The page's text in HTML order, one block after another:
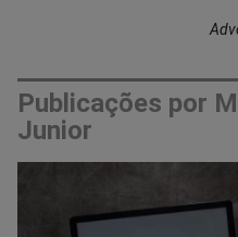
Publicações por
Junior